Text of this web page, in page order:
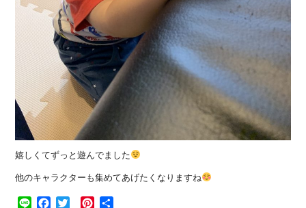
嬉しくてずっと遊んでました
他のキャラクターも集めてあげたくなりますね
Line Facebook
Twitter Pinterest